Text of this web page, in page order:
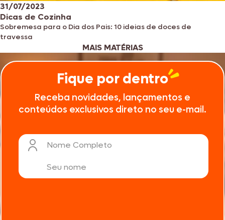
31/07/2023
Dicas de Cozinha
Sobremesa para o Dia dos Pais: 10 ideias de doces de
travessa
MAIS MATÉRIAS
Fique por dentro
Receba novidades, lançamentos e
conteúdos exclusivos direto no seu e-mail.
Nome Completo